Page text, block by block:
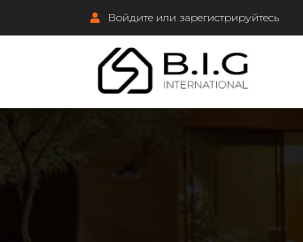
Войдите или зарегистрируйтесь